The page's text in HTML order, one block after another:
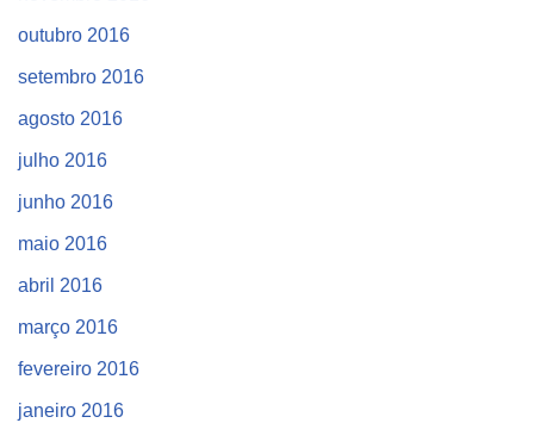
outubro 2016
setembro 2016
agosto 2016
julho 2016
junho 2016
maio 2016
abril 2016
março 2016
fevereiro 2016
janeiro 2016